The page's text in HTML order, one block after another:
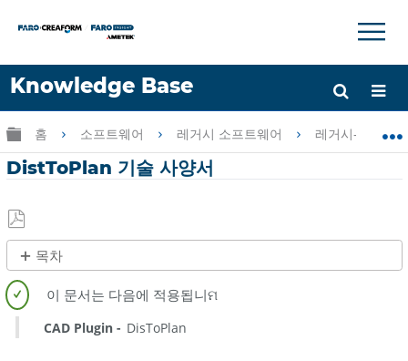
Knowledge Base
언어
도움 받기 로그인
×
글로벌 계층 확장/축소
홈 소프트웨어 레거시 소프트웨어 레거시-
DistToPlan 기술 사양서
PDF
로
저
장
목차
단CAD Plugin DisToPlan